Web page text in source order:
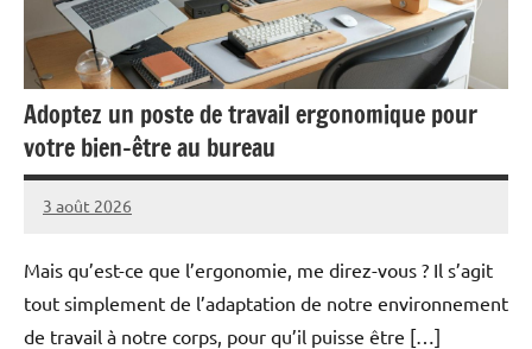
Adoptez un poste de travail ergonomique pour
votre bien-être au bureau
3 août 2026
Redacteur
Mais qu’est-ce que l’ergonomie, me direz-vous ? Il s’agit
tout simplement de l’adaptation de notre environnement
de travail à notre corps, pour qu’il puisse être […]